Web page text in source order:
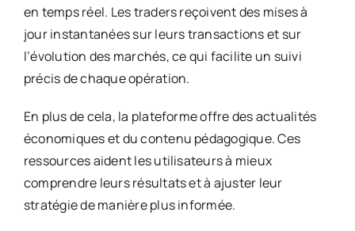
en temps réel. Les traders reçoivent des mises à
jour instantanées sur leurs transactions et sur
l’évolution des marchés, ce qui facilite un suivi
précis de chaque opération.
En plus de cela, la plateforme offre des actualités
économiques et du contenu pédagogique. Ces
ressources aident les utilisateurs à mieux
comprendre leurs résultats et à ajuster leur
stratégie de manière plus informée.